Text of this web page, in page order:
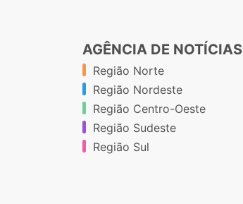
AGÊNCIA DE NOTÍCIAS
Região Norte
Região Nordeste
Região Centro-Oeste
Região Sudeste
Região Sul